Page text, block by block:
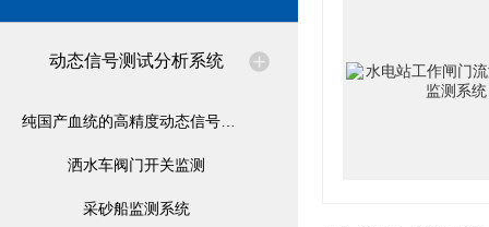
动态信号测试分析系统
洒水车阀门开关监测
采砂船监测系统